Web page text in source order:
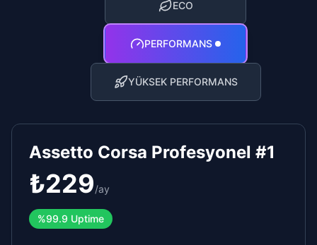
ECO
PERFORMANS
YÜKSEK PERFORMANS
Assetto Corsa Profesyonel #1
₺229/ay
%99.9 Uptime